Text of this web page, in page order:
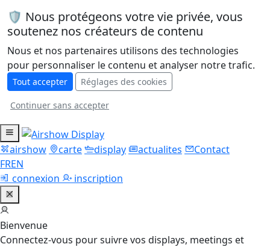
🛡️ Nous protégeons votre vie privée, vous
soutenez nos créateurs de contenu
Nous et nos partenaires utilisons des technologies
pour personnaliser le contenu et analyser notre trafic.
Tout accepter Réglages des cookies
Continuer sans accepter
airshow carte display actualites
Contact
FREN
connexion
inscription
Bienvenue
Connectez-vous pour suivre vos displays, meetings et